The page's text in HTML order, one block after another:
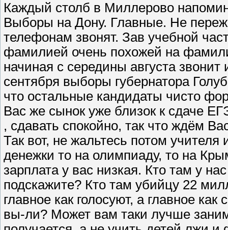
Каждый столб в Миллерово
Выборы на Дону. Главные. Не
телефонам звонят. Зав учебной
фамилией очень похожей на
начиная с середины августа
сентября выборы губернатора
что остальные кандидаты чисто
Вас же сынок уже близок к сдаче
, сдавать спокойно, так что ждём
Так вот, не жальтесь потом
денежки то на олимпиаду, то на
зарплата у вас низкая. Кто там у
подскажите? Кто там убийцу 22
главное как голосуют, а главное
вы-ли? Может вам таки лучше